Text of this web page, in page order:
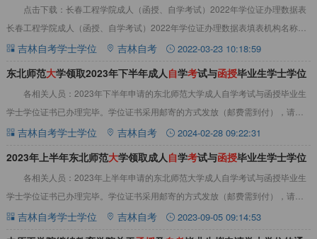
点击下载：长春工程学院成人（函授、自学考试）2022年学位证办理数据表
长春工程学院成人（函授、自学考试）2022年学位证办理数据表填表机构名称：
（公章）&nbsp;&nbsp;&n
吉林自考学士学位 吉林自考 2022-03-23 10:18:59
东北师范大学领取2023年下半年成人自学考试与函授毕业生学士学位
证书的通知
各相关人员：2023年下半年申请的东北师范大学成人自学考试与函授毕业生
学士学位证书已办理完毕。学位证书采用邮寄的方式发放（邮费需到付），请申
请人在规定时间与我校学生部联系确认学位证
吉林自考学士学位 吉林自考 2024-02-28 09:22:31
2023年上半年东北师范大学领取成人自学考试与函授毕业生学士学位
证书的通知
各相关人员：2023年上半年申请的东北师范大学成人自学考试与函授毕业生
学士学位证书已办理完毕。学位证书采用邮寄的方式发放（邮费需到付），请申
请人在规定时间内与我校职业与继续教育学院
吉林自考学士学位 吉林自考 2023-09-05 09:14:53